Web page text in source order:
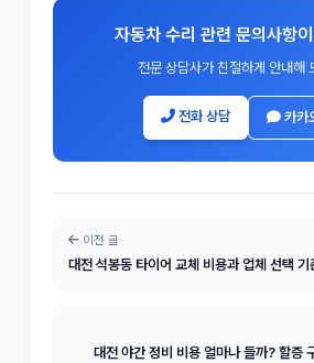
자동차 수리 관련 문의사항
전문 상담사가 친절하게 안내해
전화 상담 카카
이전 글
대전 석봉동 타이어 교체 비용과 업체 선택 기
대전 야간 정비 비용 얼마나 들까? 할증